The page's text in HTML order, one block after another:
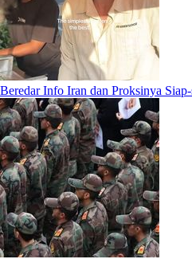
Beredar Info Iran dan Proksinya